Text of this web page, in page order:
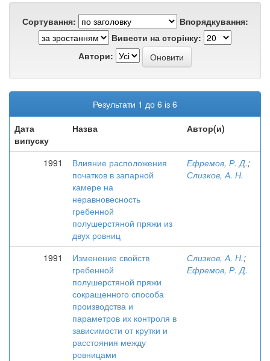
Сортування:
Впорядкування:
Вивести на сторінку:
Автори:
Результати 1 до 6 із 6
Дата
випуску
Назва Автор(и)
1991
Влияние расположения
початков в запарной
камере на
неравновесность
гребенной
полушерстяной пряжи из
двух ровниц
Ефремов, Р. Д.;
Слизков, А. Н.
1991
Изменение свойств
гребенной
полушерстяной пряжи
сокращенного способа
производства и
параметров их контроля в
зависимости от крутки и
расстояния между
ровницами
Слизков, А. Н.;
Ефремов, Р. Д.